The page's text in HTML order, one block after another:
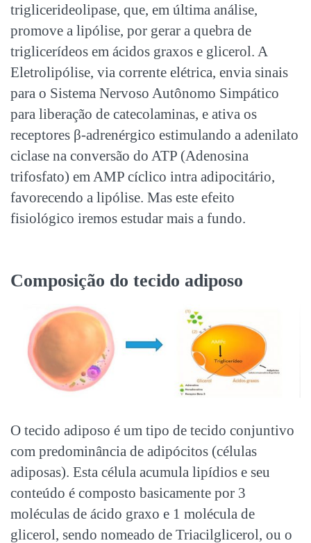
triglicerideolipase, que, em última análise,
promove a lipólise, por gerar a quebra de
triglicerídeos em ácidos graxos e glicerol. A
Eletrolipólise, via corrente elétrica, envia sinais
para o Sistema Nervoso Autônomo Simpático
para liberação de catecolaminas, e ativa os
receptores β-adrenérgico estimulando a adenilato
ciclase na conversão do ATP (Adenosina
trifosfato) em AMP cíclico intra adipocitário,
favorecendo a lipólise. Mas este efeito
fisiológico iremos estudar mais a fundo.
Composição do tecido adiposo
O tecido adiposo é um tipo de tecido conjuntivo
com predominância de adipócitos (células
adiposas). Esta célula acumula lipídios e seu
conteúdo é composto basicamente por 3
moléculas de ácido graxo e 1 molécula de
glicerol, sendo nomeado de Triacilglicerol, ou o